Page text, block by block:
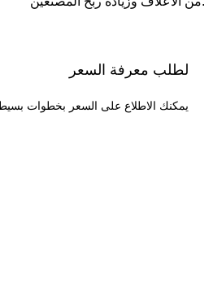
لطلب معرفة السعر
يمكنك الاطلاع على السعر بخطوات